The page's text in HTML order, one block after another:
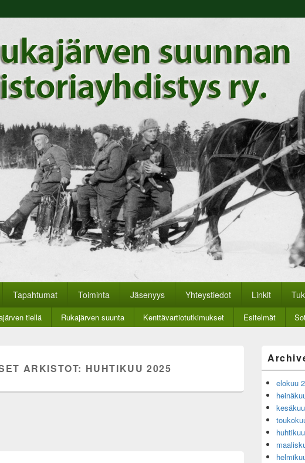
historiayhdistys
verkkosivut.
Tapahtumat Toiminta Jäsenyys Yhteystiedot Linkit
tiellä Rukajärven suunta Kenttävartiotutkimukset Esitelmät
ARKISTOT: HUHTIKUU 2025
Sidebar
Areaelokuu